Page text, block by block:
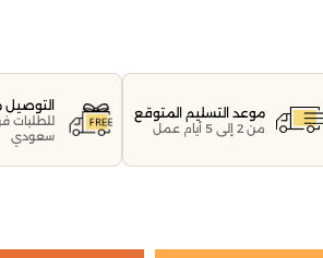
موعد التسليم المتوقع
من 2 إلى 5 أيام عمل
التوصيل
للطلبات
سعودي